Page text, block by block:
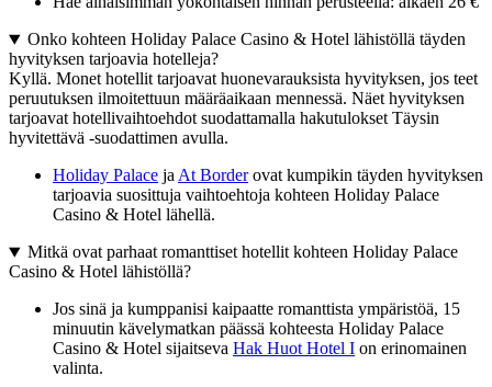
Onko kohteen Holiday Palace Casino & Hotel lähistöllä täyden
hyvityksen tarjoavia hotelleja?
Kyllä. Monet hotellit tarjoavat huonevarauksista hyvityksen, jos teet
peruutuksen ilmoitettuun määräaikaan mennessä. Näet hyvityksen
tarjoavat hotellivaihtoehdot suodattamalla hakutulokset Täysin
hyvitettävä -suodattimen avulla.
Holiday Palace jaAt Borderovat kumpikin täyden hyvityksen
tarjoavia suosittuja vaihtoehtoja kohteen Holiday Palace
Casino & Hotel lähellä.
Mitkä ovat parhaat romanttiset hotellit kohteen Holiday Palace
Casino & Hotel lähistöllä?
Jos sinä ja kumppanisi kaipaatte romanttista ympäristöä, 15
minuutin kävelymatkan päässä kohteesta Holiday Palace
Casino & Hotel sijaitseva Hak Huot Hotel I on erinomainen
valinta.